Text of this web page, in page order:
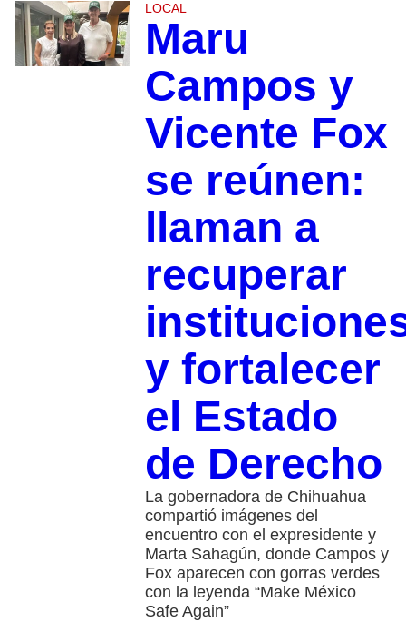
LOCAL
Maru
Campos y
Vicente Fox
se reúnen:
llaman a
recuperar
y fortalecer
el Estado
de Derecho
La gobernadora de Chihuahua
compartió imágenes del
encuentro con el expresidente y
Marta Sahagún, donde Campos y
Fox aparecen con gorras verdes
con la leyenda “Make México
Safe Again”